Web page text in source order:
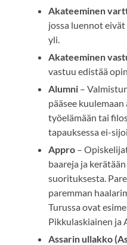
Akateeminen
jossa luennot
yli.
Akateeminen
vastuu edistää
Alumni –
pääsee
työelämään tai
tapauksessa ei-
Appro –
baareja ja
suorituksesta.
paremman
Turussa ovat
Pikkulaskiainen ja
Assarin ullakko